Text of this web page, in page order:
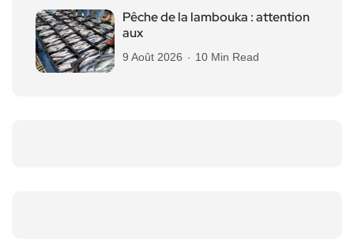
Pêche de la lambouka : attention
aux
9 Août 2026 10 Min Read